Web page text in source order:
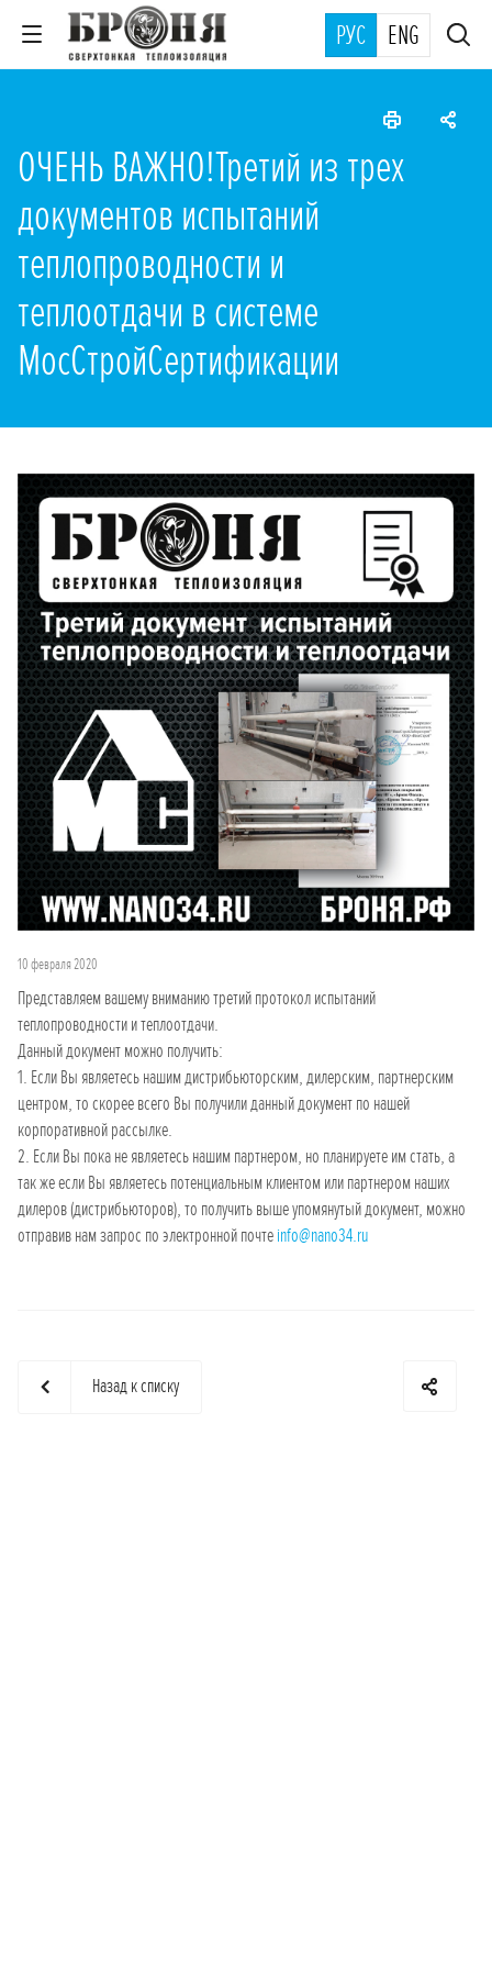
РУС ENG
ОЧЕНЬ ВАЖНО!Третий из трех
документов испытаний
теплопроводности и
теплоотдачи в системе
МосСтройСертификации
10 февраля 2020
Представляем вашему вниманию третий протокол испытаний
теплопроводности и теплоотдачи.
Данный документ можно получить:
1. Если Вы являетесь нашим дистрибьюторским, дилерским, партнерским
центром, то скорее всего Вы получили данный документ по нашей
корпоративной рассылке.
2. Если Вы пока не являетесь нашим партнером, но планируете им стать, а
так же если Вы являетесь потенциальным клиентом или партнером наших
дилеров (дистрибьюторов), то получить выше упомянутый документ, можно
отправив нам запрос по электронной почтеinfo@nano34.ru
Назад к списку